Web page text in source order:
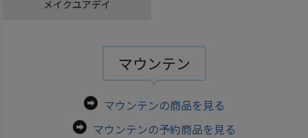
メイクユアデイ
マウンテン
マウンテンの商品を見る
マウンテンの予約商品を見る